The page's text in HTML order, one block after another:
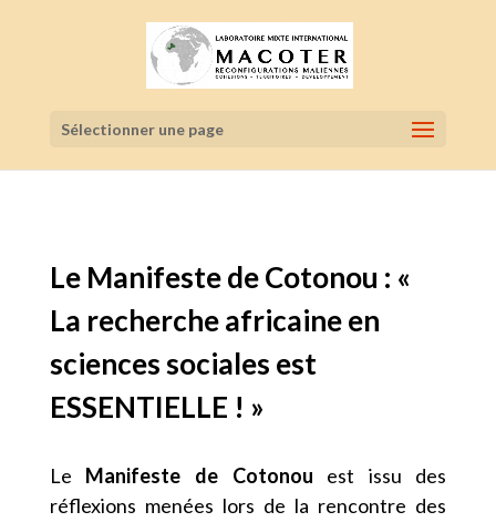
Sélectionner une page
Le Manifeste de Cotonou : «
La recherche africaine en
sciences sociales est
ESSENTIELLE ! »
Le Manifeste de Cotonou est issu des
réflexions menées lors de la rencontre des